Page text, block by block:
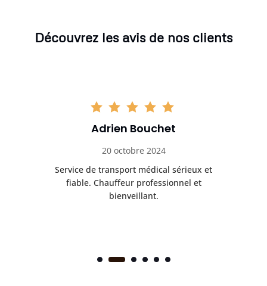
Découvrez les avis de nos clients
Adrien Bouchet
20 octobre 2024
Service de transport médical sérieux et
fiable. Chauffeur professionnel et
bienveillant.